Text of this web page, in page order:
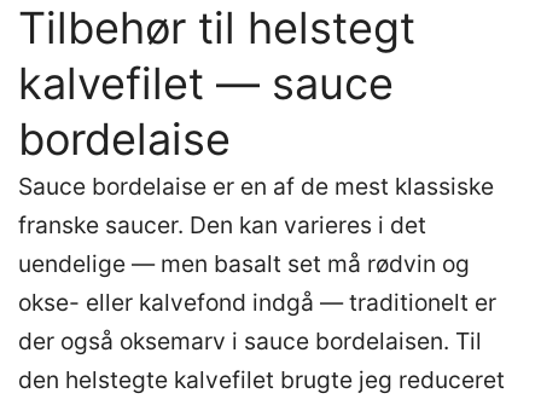
Tilbehør til helstegt
kalvefilet — sauce
bordelaise
Sauce bordelaise er en af de mest klassiske
franske saucer. Den kan varieres i det
uendelige — men basalt set må rødvin og
okse- eller kalvefond indgå — traditionelt er
der også oksemarv i sauce bordelaisen. Til
den helstegte kalvefilet brugte jeg reduceret